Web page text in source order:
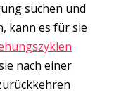
suchen und
kann es für sie
nach einer